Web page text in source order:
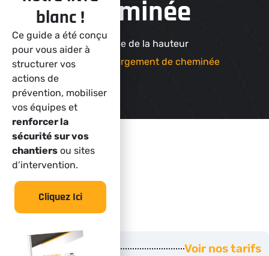
cheminée
Académie de la hauteur
Réaliser un abergement de cheminée
Tarifs
Prix Voir nos tarifs
blanc !
Ce guide a été conçu
pour vous aider à
structurer vos
actions de
prévention, mobiliser
vos équipes et
renforcer la
sécurité sur vos
chantiers ou sites
d’intervention.
Cliquez Ici